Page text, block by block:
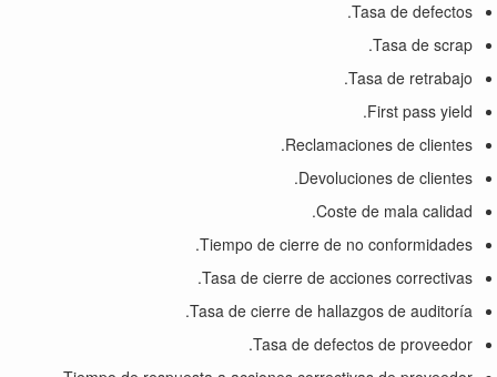
Tasa de defectos.
Tasa de scrap.
Tasa de retrabajo.
First pass yield.
Reclamaciones de clientes.
Devoluciones de clientes.
Coste de mala calidad.
Tiempo de cierre de no conformidades.
Tasa de cierre de acciones correctivas.
Tasa de cierre de hallazgos de auditoría.
Tasa de defectos de proveedor.